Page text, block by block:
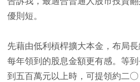
優則短。
先藉由低利槓桿擴大本金，布局
每年領到的股息金額更有感。等
到五百萬元以上時，可提領約二